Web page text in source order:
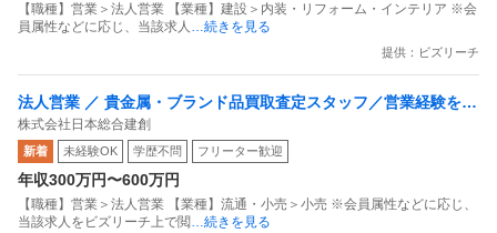
【職種】営業＞法人営業 【業種】建設＞内装・リフォーム・インテリア ※会
員属性などに応じ、当該求人 …続きを見る
提供：ビズリーチ
法人営業 ／ 貴金属・ブランド品買取査定スタッフ／営業経験を活
かして年収アップ！
株式会社日本総合建創
新着 未経験OK 学歴不問 フリーター歓迎
年収300万円〜600万円
【職種】営業＞法人営業 【業種】流通・小売＞小売 ※会員属性などに応じ、
当該求人をビズリーチ上で閲…続きを見る